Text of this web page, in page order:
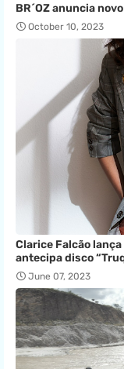
BR´OZ anuncia
October 10, 2023
Clarice Falcão
antecipa disco
June 07, 2023